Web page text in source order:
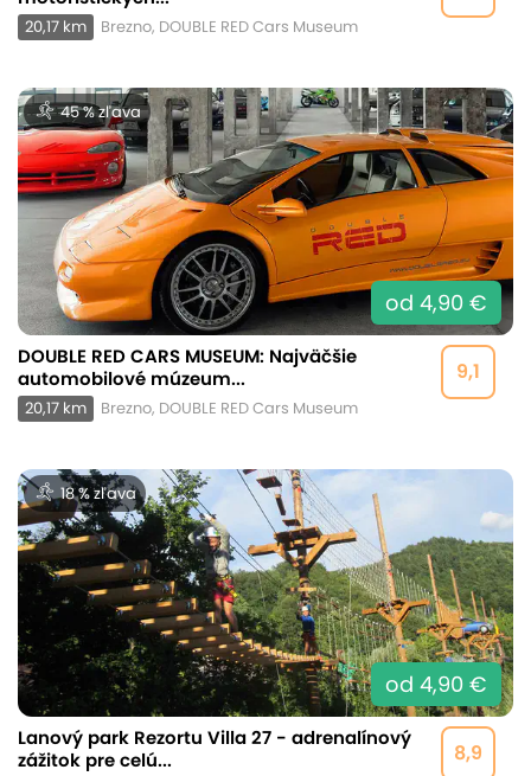
20,17 km Brezno, DOUBLE RED Cars Museum
45 % zľava
od 4,90 €
9,1
DOUBLE RED CARS MUSEUM: Najväčšie
automobilové múzeum...
20,17 km Brezno, DOUBLE RED Cars Museum
18 % zľava
od 4,90 €
8,9
Lanový park Rezortu Villa 27 - adrenalínový
zážitok pre celú...